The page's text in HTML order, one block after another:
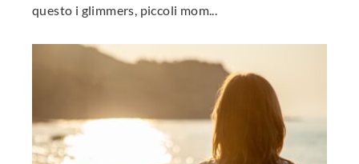
questo i glimmers, piccoli mom...